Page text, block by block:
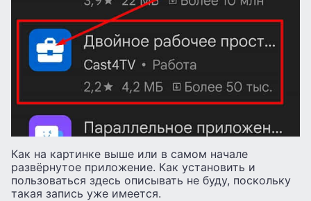
Как на картинке выше или в самом начале
развёрнутое приложение. Как установить и
пользоваться здесь описывать не буду, поскольку
такая запись уже имеется.